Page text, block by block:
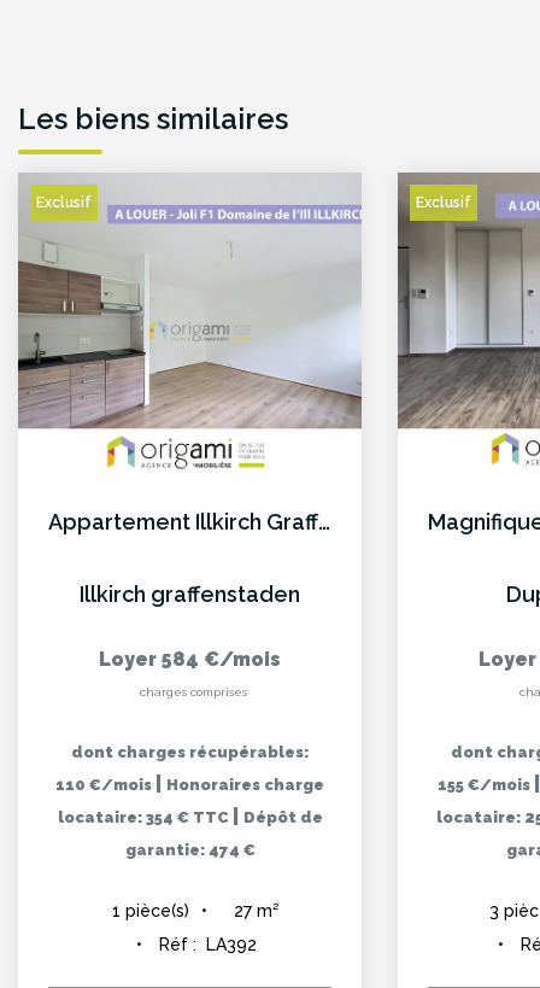
Les biens similaires
Exclusif
Appartement Illkirch Graffenstaden 1 pièce(s)
Illkirch graffenstaden
Loyer 584 €/mois
charges comprises
dont charges récupérables:
110 €/mois
Honoraires charge
locataire: 354 € TTC
Dépôt de
garantie: 474 €
1 pièce(s) 27 m²
Réf : LA392
Exclusif
dont
155 €/mois
locataire:
3